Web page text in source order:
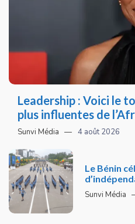
Leadership : Voici le
plus influentes de
Sunvi Média 4 août 2026
Le Bénin
Sunvi Média